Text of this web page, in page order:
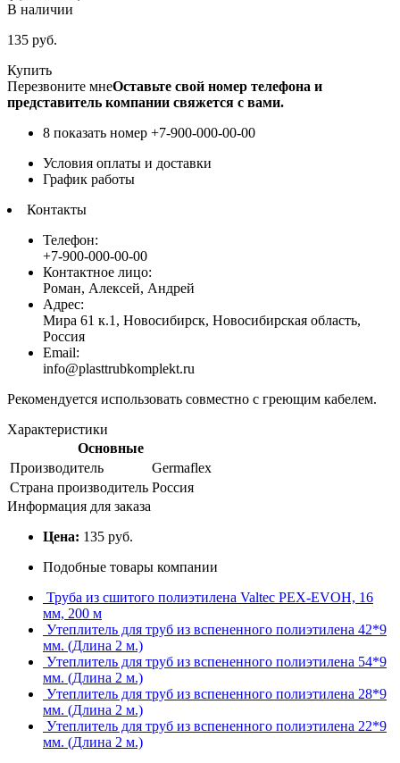
В наличии
135 руб.
Купить
Перезвоните мнеОставьте свой номер телефона и
представитель компании свяжется с вами.
8 показать номер +7-900-000-00-00
Условия оплаты и доставки
График работы
Контакты
Телефон:
+7-900-000-00-00
Контактное лицо:
Роман, Алексей, Андрей
Адрес:
Мира 61 к.1, Новосибирск, Новосибирская область,
Россия
Email:
info@plasttrubkomplekt.ru
Рекомендуется использовать совместно с греющим кабелем.
Характеристики
Основные
Производитель
Germaflex
Страна производитель Россия
Информация для заказа
Цена: 135 руб.
Подобные товары компании
Труба из сшитого полиэтилена Valtec PEX-EVOH, 16
мм, 200 м
Утеплитель для труб из вспененного полиэтилена 42*9
мм. (Длина 2 м.)
Утеплитель для труб из вспененного полиэтилена 54*9
мм. (Длина 2 м.)
Утеплитель для труб из вспененного полиэтилена 28*9
мм. (Длина 2 м.)
Утеплитель для труб из вспененного полиэтилена 22*9
мм. (Длина 2 м.)